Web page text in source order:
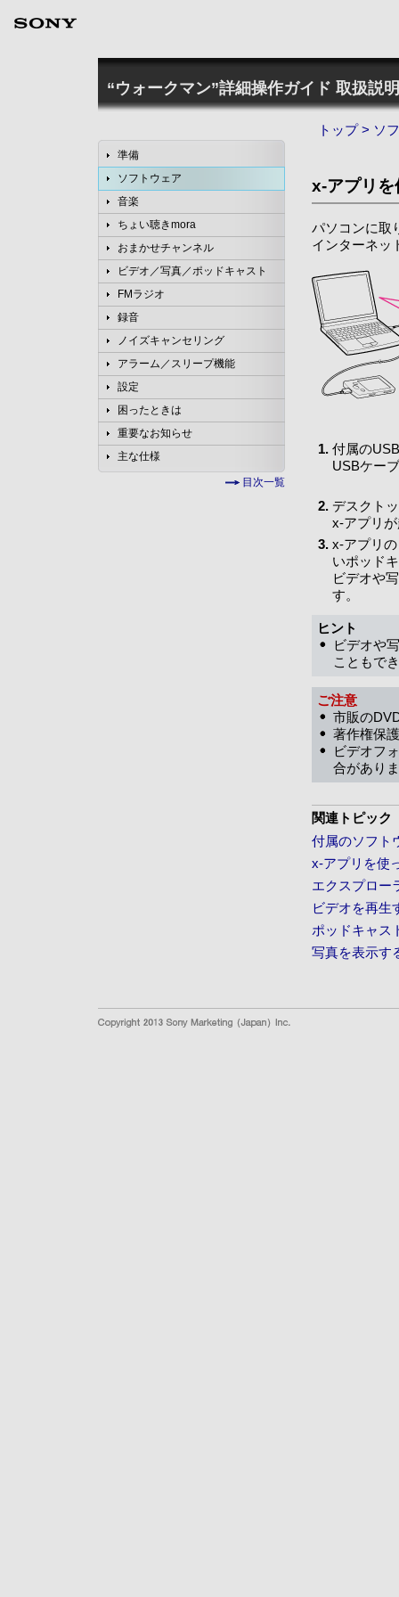
“ウォークマン”詳細操作ガイド 取扱説
準備
ソフトウェア
音楽
ちょい聴きmora
おまかせチャンネル
ビデオ／写真／ポッドキャスト
FMラジオ
録音
ノイズキャンセリング
アラーム／スリープ機能
設定
困ったときは
重要なお知らせ
主な仕様
目次一覧
トップ> ソ
x-アプリを
パソコンに取
インターネッ
付属の
USBケー
デスクト
x-アプリ
x-アプリ
いポッド
ビデオや
す。
ヒント
ビデオや
こともで
ご注意
市販の
著作権保
ビデオフ
合があり
関連トピック
付属のソフト
x-アプリを使
エクスプロー
ビデオを再生
ポッドキャス
写真を表示す